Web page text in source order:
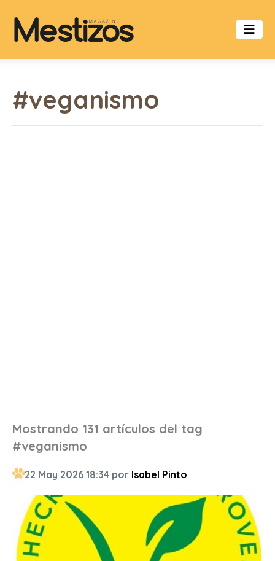
#veganismo
Mostrando 131 artículos del tag
#veganismo
22 May 2026 18:34 por Isabel Pinto